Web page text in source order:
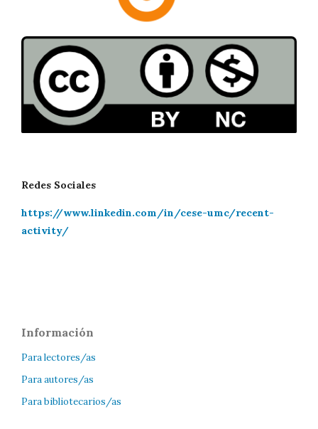
Redes Sociales
https://www.linkedin.com/in/cese-umc/recent-
activity/
Información
Para lectores/as
Para autores/as
Para bibliotecarios/as